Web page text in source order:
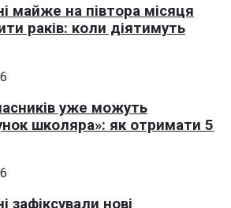
майже на півтора місяця
раків: коли діятимуть
уже можуть
школяра»: як отримати 5
зафіксували нові